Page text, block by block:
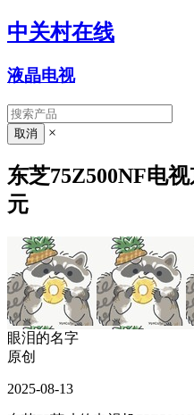
中关村在线
液晶电视
×
东芝75Z500NF电
元
眼泪的名字
原创
2025-08-13